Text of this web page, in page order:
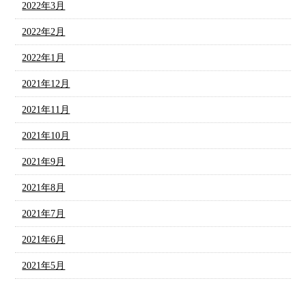
2022年3月
2022年2月
2022年1月
2021年12月
2021年11月
2021年10月
2021年9月
2021年8月
2021年7月
2021年6月
2021年5月